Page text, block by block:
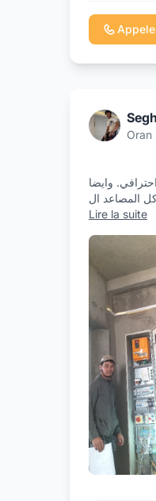
Oran
وايضا
المصاعد ال
Lire la suite